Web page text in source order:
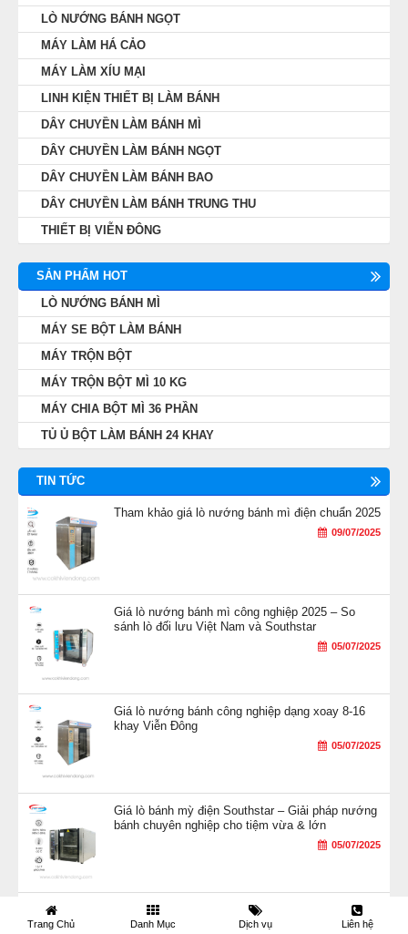
LÒ NƯỚNG BÁNH NGỌT
MÁY LÀM HÁ CẢO
MÁY LÀM XÍU MẠI
LINH KIỆN THIẾT BỊ LÀM BÁNH
DÂY CHUYỀN LÀM BÁNH MÌ
DÂY CHUYỀN LÀM BÁNH NGỌT
DÂY CHUYỀN LÀM BÁNH BAO
DÂY CHUYỀN LÀM BÁNH TRUNG THU
THIẾT BỊ VIỄN ĐÔNG
SẢN PHẨM HOT
LÒ NƯỚNG BÁNH MÌ
MÁY SE BỘT LÀM BÁNH
MÁY TRỘN BỘT
MÁY TRỘN BỘT MÌ 10 KG
MÁY CHIA BỘT MÌ 36 PHẦN
TỦ Ủ BỘT LÀM BÁNH 24 KHAY
TIN TỨC
Tham khảo giá lò nướng bánh mì điện chuẩn 2025
09/07/2025
Giá lò nướng bánh mì công nghiệp 2025 – So
sánh lò đối lưu Việt Nam và Southstar
05/07/2025
Giá lò nướng bánh công nghiệp dạng xoay 8-16
khay Viễn Đông
05/07/2025
Giá lò bánh mỳ điện Southstar – Giải pháp nướng
bánh chuyên nghiệp cho tiệm vừa & lớn
05/07/2025
Giá tủ ủ bột Viễn Đông SIÊU ƯU ĐÃI tháng 6/2025
30/06/2025
Trang Chủ Danh Mục Dịch vụ Liên hệ